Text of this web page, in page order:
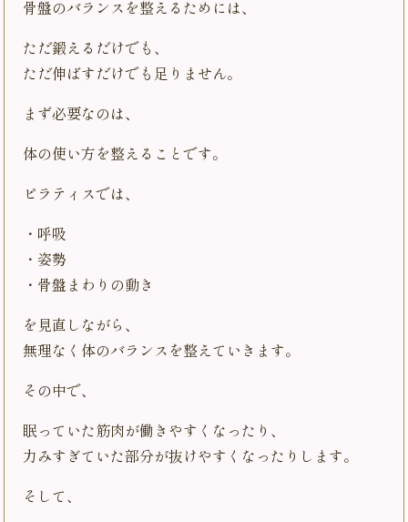
骨盤のバランスを整えるためには、
ただ鍛えるだけでも、
ただ伸ばすだけでも足りません。
まず必要なのは、
体の使い方を整えることです。
ピラティスでは、
・呼吸
・姿勢
・骨盤まわりの動き
を見直しながら、
無理なく体のバランスを整えていきます。
その中で、
眠っていた筋肉が働きやすくなったり、
力みすぎていた部分が抜けやすくなったりします。
そして、